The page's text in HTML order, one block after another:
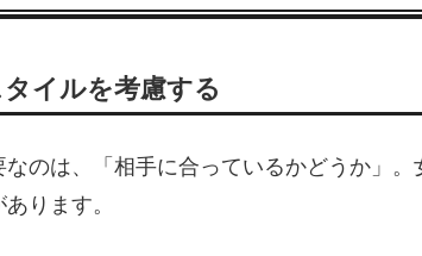
イルを考慮する
のは、「相手に合っているかどうか」
ります。